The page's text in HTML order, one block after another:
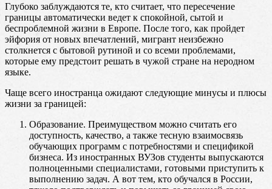
Глубоко заблуждаются те, кто считает, что пересечение
границы автоматически ведет к спокойной, сытой и
беспроблемной жизни в Европе. После того, как пройдет
эйфория от новых впечатлений, мигрант неизбежно
столкнется с бытовой рутиной и со всеми проблемами,
которые ему предстоит решать в чужой стране на неродном
языке.
Чаще всего иностранца ожидают следующие минусы и плюсы
жизни за границей:
Образование. Преимуществом можно считать его
доступность, качество, а также тесную взаимосвязь
обучающих программ с потребностями и спецификой
бизнеса. Из иностранных ВУЗов студенты выпускаются
полноценными специалистами, готовыми приступить к
выполнению задач. А вот тем, кто обучался в России,